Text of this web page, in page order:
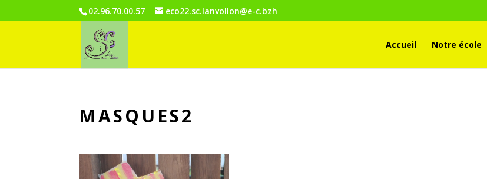
02.96.70.00.57 eco22.sc.lanvollon@e-c.bzh
Accueil Notre école
MASQUES2